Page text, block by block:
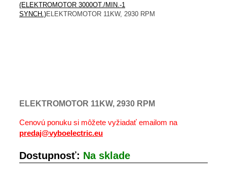
(ELEKTROMOTOR 3000OT./MIN.-1
SYNCH.)ELEKTROMOTOR 11KW, 2930 RPM
ELEKTROMOTOR 11KW, 2930 RPM
Cenovú ponuku si môžete vyžiadať emailom na
predaj@vyboelectric.eu
Dostupnosť: Na sklade